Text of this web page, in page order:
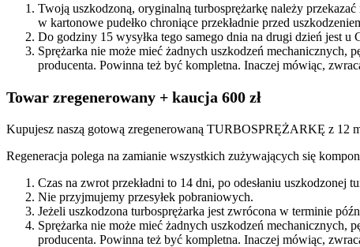
Twoją uszkodzoną, oryginalną turbosprężarkę należy
w kartonowe pudełko chroniące przekładnie przed
Do godziny 15 wysyłka tego samego dnia na drugi dzień jest u
Sprężarka nie może mieć żadnych uszkodzeń mechanicznych,
producenta. Powinna też być kompletna. Inaczej mówiąc,
Towar zregenerowany + kaucja 600 zł
Kupujesz naszą gotową zregenerowaną TURBOSPRĘŻARKĘ z 12
Regeneracja polega na zamianie wszystkich zużywających się
Czas na zwrot przekładni to 14 dni, po odesłaniu
Nie przyjmujemy przesyłek pobraniowych.
Jeżeli uszkodzona turbosprężarka jest zwrócona w terminie
Sprężarka nie może mieć żadnych uszkodzeń mechanicznych,
producenta. Powinna też być kompletna. Inaczej mówiąc,